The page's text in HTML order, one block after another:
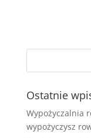
Ostatnie
Wypożyczalnia
wypożyczysz